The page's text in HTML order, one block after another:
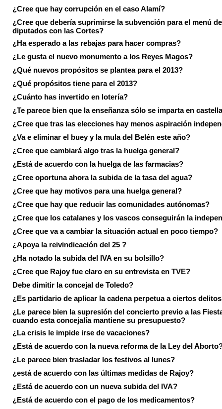
¿Cree que hay corrupción en el caso Alamí?
¿Cree que debería suprimirse la subvención para el menú
diputados con las Cortes?
¿Ha esperado a las rebajas para hacer compras?
¿Le gusta el nuevo monumento a los Reyes Magos?
¿Qué nuevos propósitos se plantea para el 2013?
¿Qué propósitos tiene para el 2013?
¿Cuánto has invertido en lotería?
¿Te parece bien que la enseñanza sólo se imparta en
¿Cree que tras las elecciones hay menos aspiración
¿Va e eliminar el buey y la mula del Belén este año?
¿Cree que cambiará algo tras la huelga general?
¿Está de acuerdo con la huelga de las farmacias?
¿Cree oportuna ahora la subida de la tasa del agua?
¿Cree que hay motivos para una huelga general?
¿Cree que hay que reducir las comunidades autónomas?
¿Cree que los catalanes y los vascos conseguirán la
¿Cree que va a cambiar la situación actual en poco tiempo?
¿Apoya la reivindicación del 25 ?
¿Ha notado la subida del IVA en su bolsillo?
¿Cree que Rajoy fue claro en su entrevista en TVE?
Debe dimitir la concejal de Toledo?
¿Es partidario de aplicar la cadena perpetua a ciertos
¿Le parece bien la supresión del concierto previo a las
cuando esta concejalía mantiene su presupuesto?
¿La crisis le impide irse de vacaciones?
¿Está de acuerdo con la nueva reforma de la Ley del
¿Le parece bien trasladar los festivos al lunes?
¿está de acuerdo con las últimas medidas de Rajoy?
¿Está de acuerdo con un nueva subida del IVA?
¿Está de acuerdo con el pago de los medicamentos?